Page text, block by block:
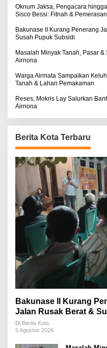
:Oknum Jaksa, Pengacara
Sisco Bessi: Fitnah &
Bakunase II Kurang Penerang
Susah Pupuk Subsidi
Masalah Minyak Tanah, Pasar
Airnona
Warga Airmata Sampaikan
Tanah & Lahan Pemakaman
Reses, Mokris Lay Salurkan
Airnona
Berita Kota Terbaru
Bakunase II Kurang
Jalan Rusak Berat &
Di Berita Kota
5 Agustus 2026